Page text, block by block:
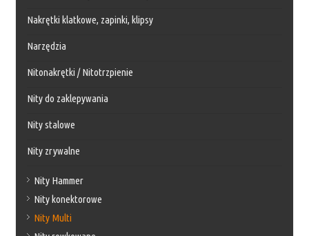
Nakrętki klatkowe, zapinki, klipsy
Narzędzia
Nitonakrętki / Nitotrzpienie
Nity do zaklepywania
Nity stalowe
Nity zrywalne
Nity Hammer
Nity konektorowe
Nity Multi